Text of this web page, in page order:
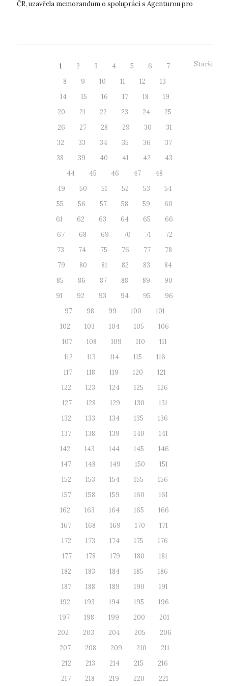
ČR, uzavřela memorandum o spolupráci s Agenturou pro
1 2 3 4 5 6
7
8
9 10 11 12
13
14
15 16 17 18
19
20
21 22 23 24
25
26
27 28 29 30
31
32
33 34 35 36
37
38
39 40 41 42
43
44
45 46 47
48
49
50 51 52 53
54
55
56 57 58 59
60
61
62 63 64 65
66
67
68 69 70 71
72
73
74 75 76 77
78
79
80 81 82 83
84
85
86 87 88 89
90
91
92 93 94 95
96
97
98 99 100
101
102
103 104 105
106
107
108 109 110
111
112
113 114 115
116
117
118 119 120
121
122
123 124 125
126
127
128 129 130
131
132
133 134 135
136
137
138 139 140
141
142
143 144 145
146
147
148 149 150
151
152
153 154 155
156
157
158 159 160
161
162
163 164 165
166
167
168 169 170
171
172
173 174 175
176
177
178 179 180
181
182
183 184 185
186
187
188 189 190
191
192
193 194 195
196
197
198 199 200
201
202
203 204 205
206
207
208 209 210
211
212
213 214 215
216
217
218 219 220
221
Starší